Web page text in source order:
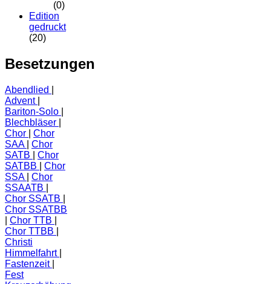
(0)
Edition
gedruckt
(20)
Besetzungen
Abendlied
Advent
Bariton-Solo
Blechbläser
Chor
Chor
SAA
Chor
SATB
Chor
SATBB
Chor
SSA
Chor
SSAATB
Chor SSATB
Chor SSATBB
Chor TTB
Chor TTBB
Christi
Himmelfahrt
Fastenzeit
Fest